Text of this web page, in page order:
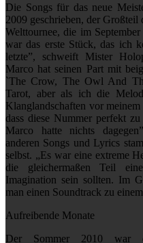
Die Songs für das neue
2009 geschrieben, der
Welttournee, die im
war das erste Stück, das ich
letzte”, schweift Mister
Marco hat seinen Part mit
`The Crow, The Owl And
Tarot, aber als ich die
Klanglandschaften vor
dass diese Nummer perfekt
Marco hatte nichts
anderen Songs und Lyrics
selbst. „Es war eine extreme
die gleichermaßen Teil
Imagination sein sollten. Im
man einen Soundtrack zu
Aufreibende Monate
Der Sommer 2010 war